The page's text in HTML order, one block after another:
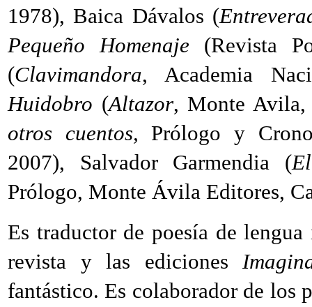
1978), Baica Dávalos (
Pequeño Homenaje (Revista
(Clavimandora, Academia
Huidobro (Altazor, Monte Avila,
otros cuentos, Prólogo y
2007), Salvador Garmendia (
Prólogo, Monte Ávila Editores,
Es traductor de poesía de
revista y las ediciones
fantástico. Es colaborador de los